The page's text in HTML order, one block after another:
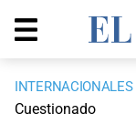
INTERNACIONALES
Cuestionado